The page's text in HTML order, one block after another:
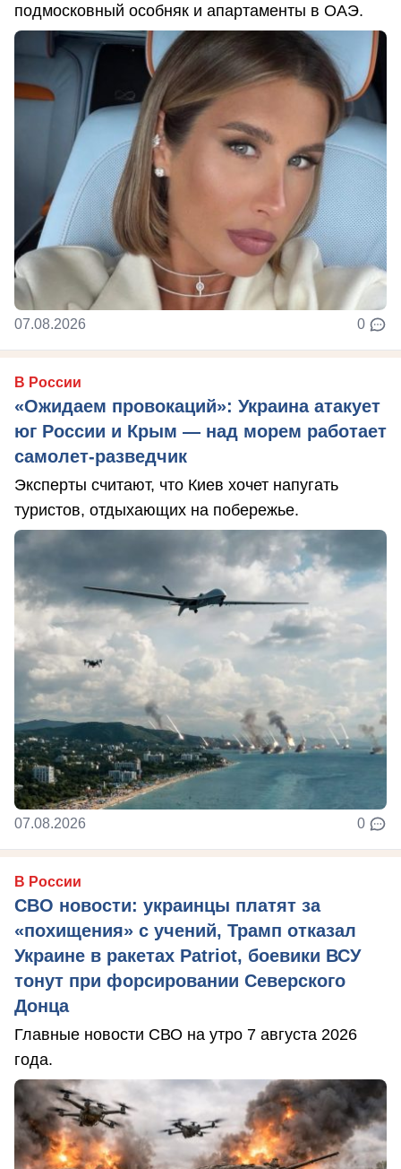
подмосковный особняк и апартаменты в ОАЭ.
07.08.2026 0
В России
«Ожидаем провокаций»: Украина атакует
юг России и Крым — над морем работает
самолет-разведчик
Эксперты считают, что Киев хочет напугать
туристов, отдыхающих на побережье.
07.08.2026 0
В России
СВО новости: украинцы платят за
«похищения» с учений, Трамп отказал
Украине в ракетах Patriot, боевики ВСУ
тонут при форсировании Северского
Донца
Главные новости СВО на утро 7 августа 2026
года.